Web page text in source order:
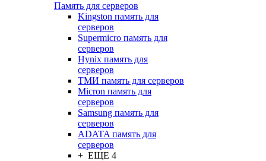
Память для серверов
Kingston память для
серверов
Supermicro память для
серверов
Hynix память для
серверов
ТМИ память для серверов
Micron память для
серверов
Samsung память для
серверов
ADATA память для
серверов
+ ЕЩЕ 4